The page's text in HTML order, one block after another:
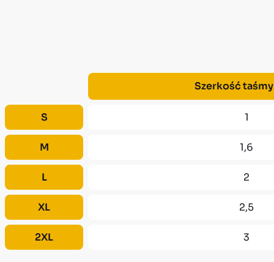
Szerkość
S 1
M 1,6
L 2
XL 2,5
2XL 3